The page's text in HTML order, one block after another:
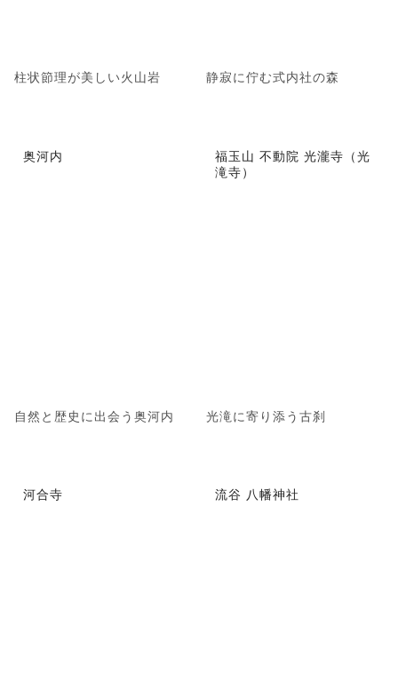
柱状節理が美しい火山岩 静寂に佇む式内社の森
奥河内
自然と歴史に出会う奥河内
福玉山 不動院 光瀧寺（光
滝寺）
光滝に寄り添う古刹
河合寺 流谷 八幡神社